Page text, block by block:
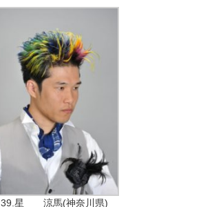
39.星 涼馬(神奈川県)